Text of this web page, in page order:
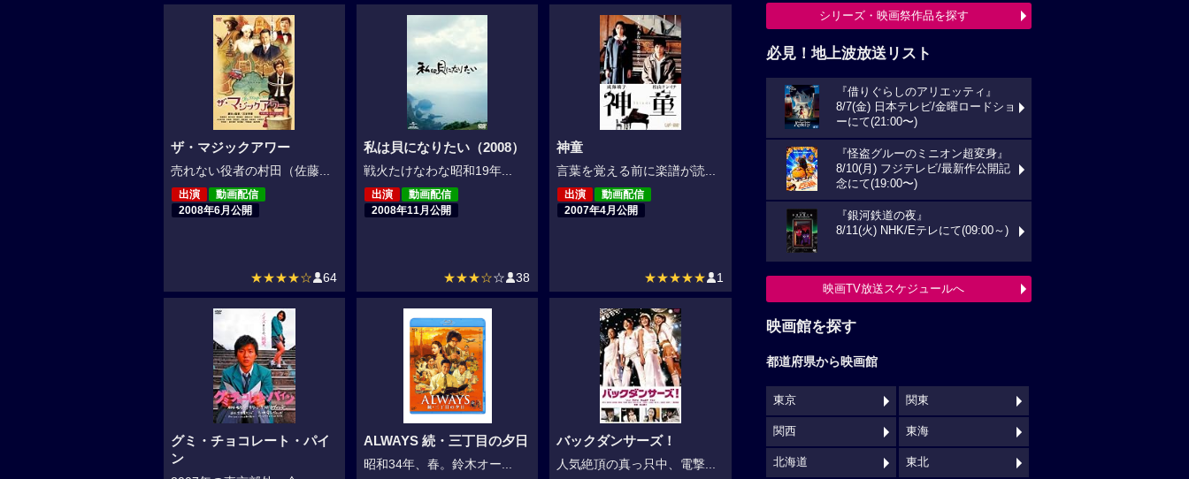
ザ・マジックアワー
売れない役者の村田（佐藤...
出演
動画配信
2008年6月公開
★★★★☆ 64
私は貝になりたい（2008）
戦火たけなわな昭和19年...
出演
動画配信
2008年11月公開
★★★☆☆ 38
神童
言葉を覚える前に楽譜が読...
出演
動画配信
2007年4月公開
★★★★★ 1
グミ・チョコレート・パイ
ン
ALWAYS 続・三丁目の夕日
昭和34年、春。鈴木オー...
バックダンサーズ！
人気絶頂の真っ只中、電撃...
シリーズ・映画祭作品を探す
必見！地上波放送リスト
『借りぐらしのアリエッティ』
8/7(金) 日本テレビ/金曜ロードショ
ーにて(21:00〜)
『怪盗グルーのミニオン超変身』
8/10(月) フジテレビ/最新作公開記
念にて(19:00〜)
『銀河鉄道の夜』
8/11(火) NHK/Eテレにて(09:00～)
映画TV放送スケジュールへ
映画館を探す
都道府県から映画館
東京 関東
関西 東海
北海道 東北